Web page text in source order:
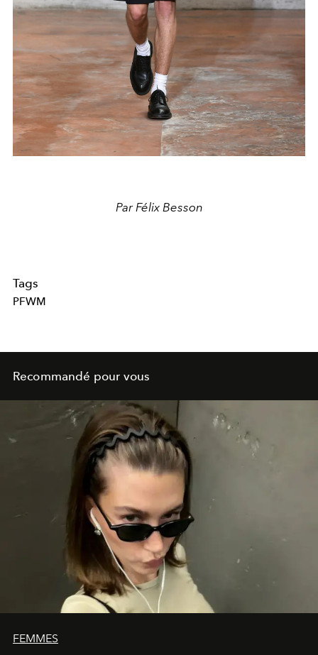
Par Félix Besson
Tags
PFWM
Recommandé pour vous
FEMMES